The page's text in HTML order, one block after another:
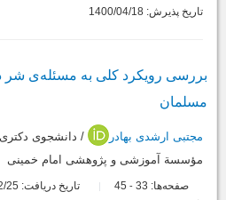
تاریخ پذیرش: 1400/04/18
بررسی رویکرد کلی به مسئله‌ی شر
مسلمان
مجتبی ارشدی بهادر
/ دانشجوی
مؤسسة آموزشی و پژوهشی امام خمینی
صفحه‌ها: 33
-
تاریخ دریافت: 1399/12/25